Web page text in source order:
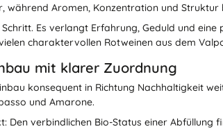
während Aromen, Konzentration und Struktur
Es verlangt Erfahrung, Geduld und
charaktervollen Rotweinen aus dem
mit klarer Zuordnung
konsequent in Richtung Nachhaltigkeit
und Amarone.
verbindlichen Bio-Status einer